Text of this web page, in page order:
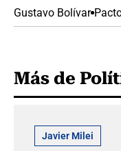
Gustavo Bolívar
Más de
Javier Milei